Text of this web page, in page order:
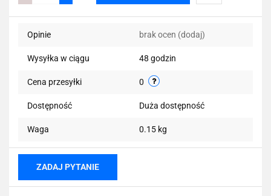
Do
Opinie brak ocen (dodaj)
Wysyłka w ciągu 48 godzin
Cena przesyłki 0
Dostępność Duża dostępność
Waga 0.15 kg
ZADAJ PYTANIE